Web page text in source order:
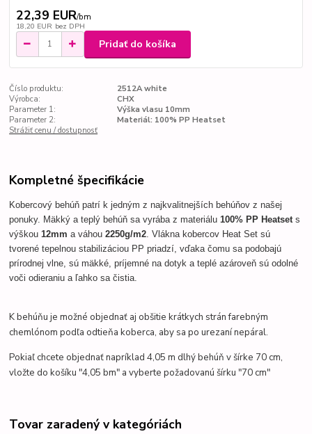
22,39 EUR/bm
18,20 EUR bez DPH
Pridať do košíka
Číslo produktu:
2512A white
Výrobca:
CHX
Parameter 1:
Výška vlasu 10mm
Parameter 2:
Materiál: 100% PP Heatset
Strážiť cenu / dostupnosť
Kompletné špecifikácie
Kobercový behúň patrí k jedným z najkvalitnejších behúňov z našej
ponuky. Mäkký a teplý behúň sa vyrába z materiálu 100% PP Heatsets
výškou 12mm a váhou2250g/m2 .Vlákna kobercov Heat Set sú
tvorené tepelnou stabilizáciou PP priadzí, vďaka čomu sa podobajú
prírodnej vlne, sú mäkké, príjemné na dotyk a teplé azároveň sú odolné
voči odieraniu a ľahko sa čistia.
K behúňu je možné objednať aj obšitie krátkych strán farebným
chemlónom podľa odtieňa koberca, aby sa po urezaní nepáral.
Pokiaľ chcete objednať napríklad 4,05 m dlhý behúň v šírke 70 cm,
vložte do košíku "4,05 bm" a vyberte požadovanú šírku "70 cm"
Tovar zaradený v kategóriách